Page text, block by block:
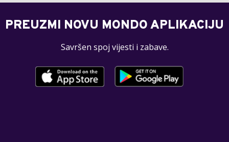
PREUZMI NOVU MONDO APLIKACIJU
Savršen spoj vijesti i zabave.